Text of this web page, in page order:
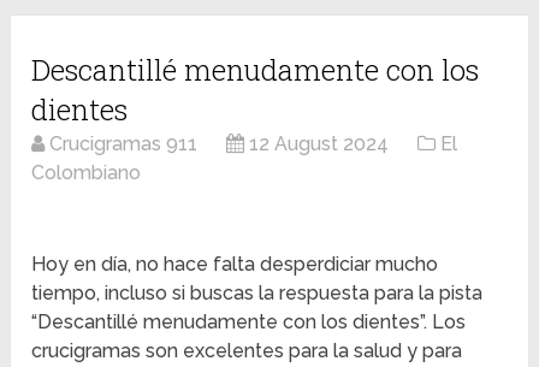
Descantillé menudamente con los
dientes
Crucigramas 911 12 August 2024
El
Colombiano
Hoy en día, no hace falta desperdiciar mucho
tiempo, incluso si buscas la respuesta para la pista
“Descantillé menudamente con los dientes”. Los
crucigramas son excelentes para la salud y para